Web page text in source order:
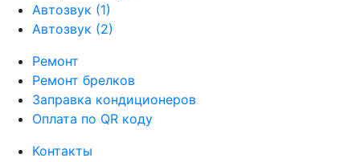
Автозвук (1)
Автозвук (2)
Ремонт
Ремонт брелков
Заправка кондиционеров
Оплата по QR коду
Контакты